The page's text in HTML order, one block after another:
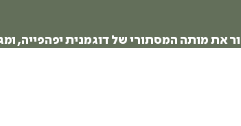
את מותה המסתורי של דוגמנית יפהפייה,